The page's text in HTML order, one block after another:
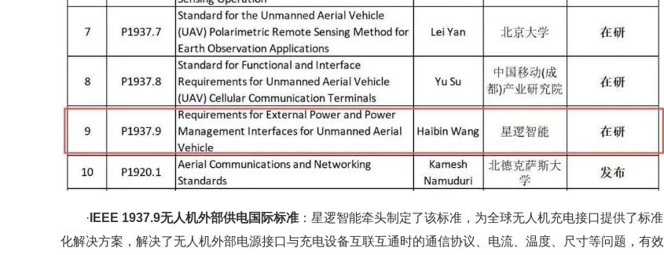
· IEEE 1937.9无人机外部供电国际标准 ：星逻智能牵头制定了该标准，为全球无人机充电接口提供了标准
化解决方案，解决了无人机外部电源接口与充电设备互联互通时的通信协议、电流、温度、尺寸等问题，有效